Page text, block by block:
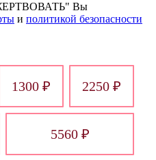
Вы
и политикой безопасности
1300 ₽ 2250 ₽
5560 ₽